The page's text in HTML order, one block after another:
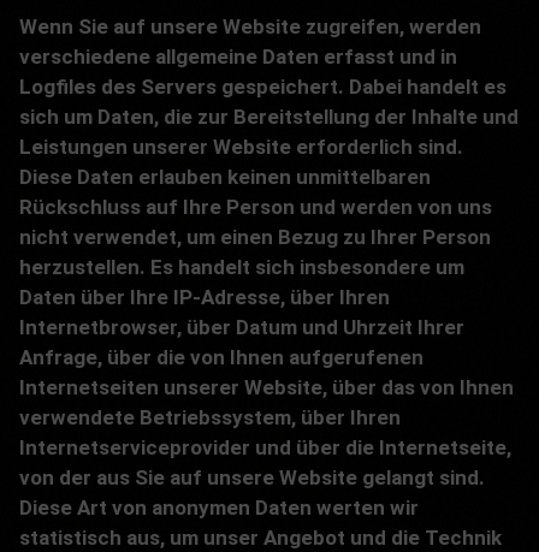
Wenn Sie auf unsere Website zugreifen, werden
verschiedene allgemeine Daten erfasst und in
Logfiles des Servers gespeichert. Dabei handelt es
sich um Daten, die zur Bereitstellung der Inhalte und
Leistungen unserer Website erforderlich sind.
Diese Daten erlauben keinen unmittelbaren
Rückschluss auf Ihre Person und werden von uns
nicht verwendet, um einen Bezug zu Ihrer Person
herzustellen. Es handelt sich insbesondere um
Daten über Ihre IP-Adresse, über Ihren
Internetbrowser, über Datum und Uhrzeit Ihrer
Anfrage, über die von Ihnen aufgerufenen
Internetseiten unserer Website, über das von Ihnen
verwendete Betriebssystem, über Ihren
Internetserviceprovider und über die Internetseite,
von der aus Sie auf unsere Website gelangt sind.
Diese Art von anonymen Daten werten wir
statistisch aus, um unser Angebot und die Technik